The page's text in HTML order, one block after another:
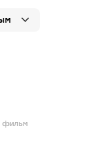
фильм